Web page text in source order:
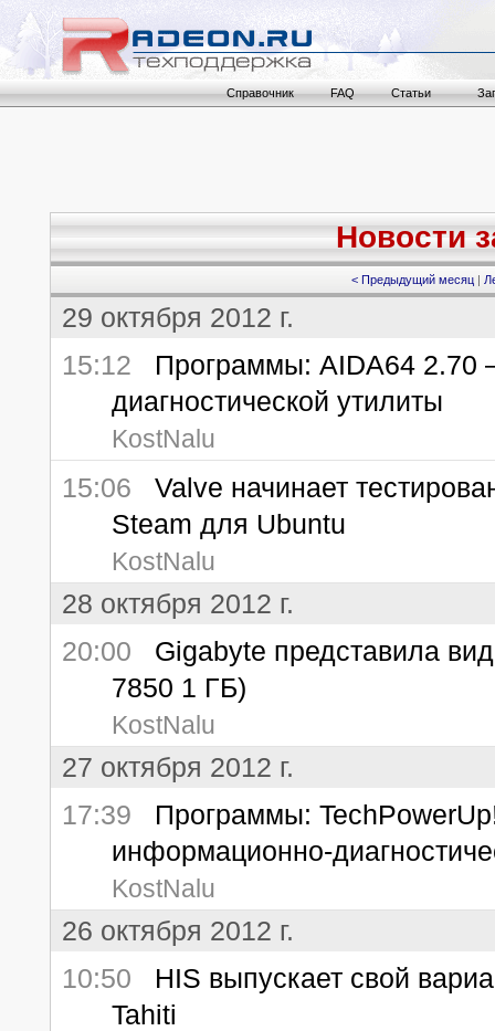
Справочник FAQ Статьи
Новости
< Предыдущий месяц |
29 октября 2012 г.
15:12 Программы: AIDA64 2.70
диагностической утилиты
KostNalu
15:06 Valve начинает
Steam для Ubuntu
KostNalu
28 октября 2012 г.
20:00 Gigabyte представила
7850 1 ГБ)
KostNalu
27 октября 2012 г.
17:39 Программы:
информационно-
KostNalu
26 октября 2012 г.
10:50 HIS выпускает свой
Tahiti